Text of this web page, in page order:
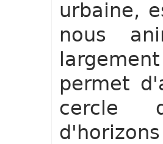
urbaine,
nous
permet
cercle